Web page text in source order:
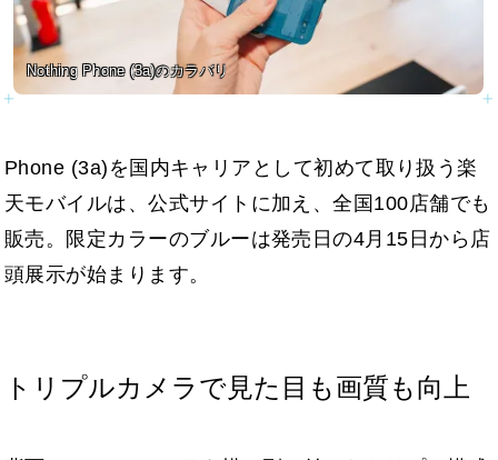
Nothing Phone (3a)のカラバリ
Phone (3a)を国内キャリアとして初めて取り扱う楽
天モバイルは、公式サイトに加え、全国100店舗でも
販売。限定カラーのブルーは発売日の4月15日から店
頭展示が始まります。
トリプルカメラで見た目も画質も向上